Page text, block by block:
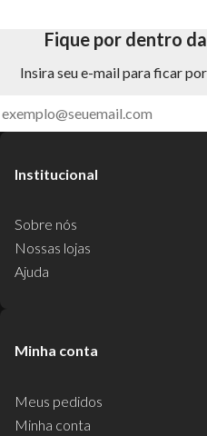
Fique por dentro
Insira seu e-mail para ficar
Institucional
Sobre nós
Nossas lojas
Ajuda
Minha conta
Meus pedidos
Minha conta